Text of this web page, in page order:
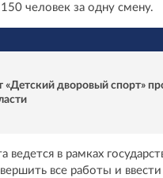
человек за одну смену.
«Детский дворовый спорт»
ведется в рамках
все работы и